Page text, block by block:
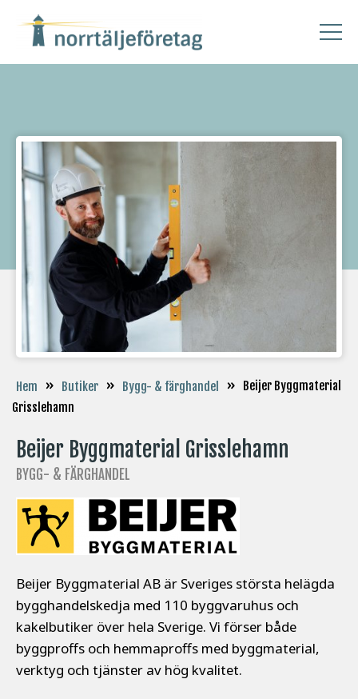
Hem » Butiker » Bygg- & färghandel »
Beijer Byggmaterial
Grisslehamn
Beijer Byggmaterial Grisslehamn
BYGG- & FÄRGHANDEL
Beijer Byggmaterial AB är Sveriges största helägda
bygghandelskedja med 110 byggvaruhus och
kakelbutiker över hela Sverige. Vi förser både
byggproffs och hemmaproffs med byggmaterial,
verktyg och tjänster av hög kvalitet.